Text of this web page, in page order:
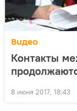
Видео
Контакты
8 июня 2017, 18:43